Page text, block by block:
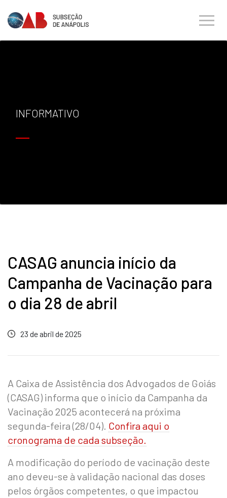
INFORMATIVO
CASAG anuncia início da
Campanha de Vacinação para
o dia 28 de abril
23 de abril de 2025
A Caixa de Assistência dos Advogados de Goiás
(CASAG) informa que o início da Campanha da
Vacinação 2025 acontecerá na próxima
segunda-feira (28/04). Confira aqui o
cronograma de cada subseção.
A modificação do período de vacinação deste
ano deveu-se à validação nacional das doses
pelos órgãos competentes, o que impactou